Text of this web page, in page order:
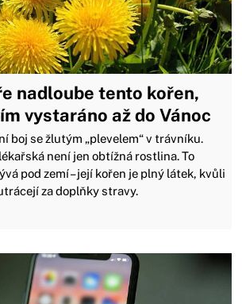
nadloube tento kořen,
vystaráno až do Vánoc
boj se žlutým „plevelem“ v trávníku.
není jen obtížná rostlina. To
pod zemí – její kořen je plný látek, kvůli
za doplňky stravy.